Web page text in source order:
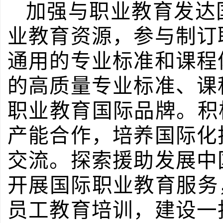
加强与职业教育发
业教育资源，参与制
通用的专业标准和课
的高质量专业标准、
职业教育国际品牌。
产能合作，培养国际
交流。探索援助发展
开展国际职业教育服
员工教育培训，建设